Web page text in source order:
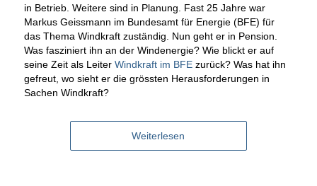
in Betrieb. Weitere sind in Planung. Fast 25 Jahre war
Markus Geissmann im Bundesamt für Energie (BFE) für
das Thema Windkraft zuständig. Nun geht er in Pension.
Was fasziniert ihn an der Windenergie? Wie blickt er auf
seine Zeit als Leiter Windkraft im BFEzurück? Was hat ihn
gefreut, wo sieht er die grössten Herausforderungen in
Sachen Windkraft?
Weiterlesen